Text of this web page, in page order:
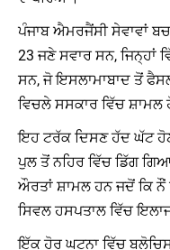
ਪੰਜਾਬ ਐਮਰਜੈਂਸੀ ਸੇਵਾਵਾਂ
23 ਜਣੇ ਸਵਾਰ ਸਨ, ਜਿਨ੍ਹਾਂ
ਸਨ, ਜੋ ਇਸਲਾਮਾਬਾਦ ਤੋਂ
ਵਿਚਲੇ ਸਸਕਾਰ ਵਿੱਚ ਸ਼ਾਮਲ
ਇਹ ਟਰੱਕ ਦਿਸਣ ਹੱਦ ਘੱਟ
ਪੁਲ ਤੋਂ ਨਹਿਰ ਵਿੱਚ ਡਿੱਗ
ਔਰਤਾਂ ਸ਼ਾਮਲ ਹਨ ਜਦੋਂ ਕਿ ਨੌਂ
ਸਿਵਲ ਹਸਪਤਾਲ ਵਿੱਚ
ਇੱਕ ਹੋਰ ਘਟਨਾ ਵਿੱਚ